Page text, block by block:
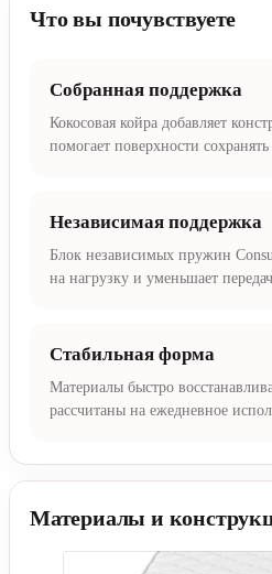
Что вы почувствуете
Собранная поддержка
Кокосовая койра добавляет
помогает поверхности
Независимая поддержка
Блок независимых пружин
на нагрузку и уменьшает
Стабильная форма
Материалы быстро
рассчитаны на ежедневное
Материалы и